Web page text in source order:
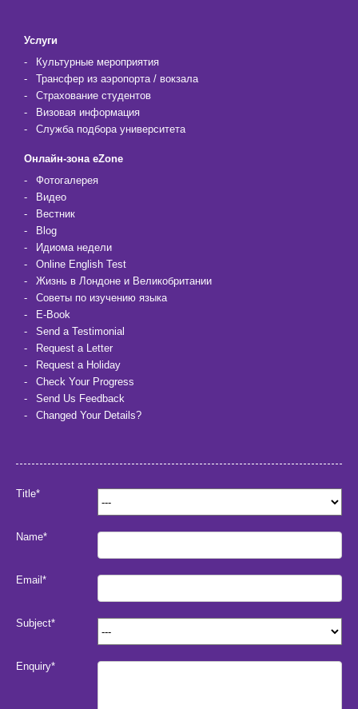
Услуги
Культурные мероприятия
Трансфер из аэропорта / вокзала
Страхование студентов
Визовая информация
Служба подбора университета
Онлайн-зона eZone
Фотогалерея
Видео
Вестник
Blog
Идиома недели
Online English Test
Жизнь в Лондоне и Великобритании
Советы по изучению языка
E-Book
Send a Testimonial
Request a Letter
Request a Holiday
Check Your Progress
Send Us Feedback
Changed Your Details?
Title*
Name*
Email*
Subject*
Enquiry*